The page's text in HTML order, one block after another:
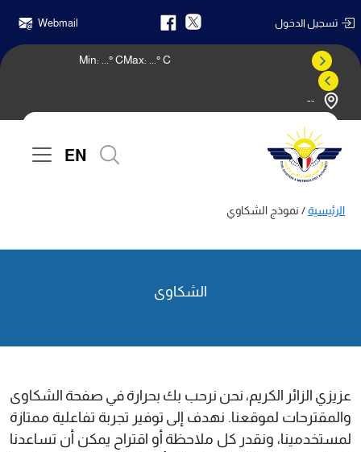
تسجيل الدخول Webmail
--
Max: ° C
Min: ° C
EN
الرئيسية/ نموذج الشكاوي
الشكاوى
عزيزي الزائر الكريم، نحن نرحب بك بحرارة في صفحة الشكاوى
والمقترحات لموقعنا. نهدف إلى توفير تجربة تفاعلية ممتازة
لمستخدمينا، ونقدر كل ملاحظة أو اقتراح يمكن أن تساعدنا